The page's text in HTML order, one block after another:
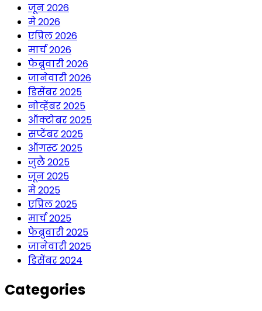
जून 2026
मे 2026
एप्रिल 2026
मार्च 2026
फेब्रुवारी 2026
जानेवारी 2026
डिसेंबर 2025
नोव्हेंबर 2025
ऑक्टोबर 2025
सप्टेंबर 2025
ऑगस्ट 2025
जुलै 2025
जून 2025
मे 2025
एप्रिल 2025
मार्च 2025
फेब्रुवारी 2025
जानेवारी 2025
डिसेंबर 2024
Categories